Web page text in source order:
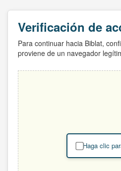
Verificación de
Para continuar hacia Biblat,
proviene de un navegador
Haga clic